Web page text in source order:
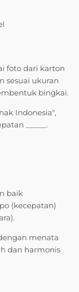
foto dari karton
sesuai ukuran
bingkai.
Indonesia",
_____.
baik
(kecepatan)
menata
dan harmonis